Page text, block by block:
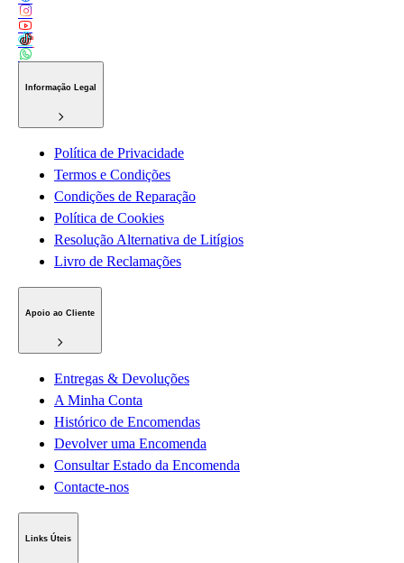
Informação Legal
Política de Privacidade
Termos e Condições
Condições de Reparação
Política de Cookies
Resolução Alternativa de Litígios
Livro de Reclamações
Apoio ao Cliente
Entregas & Devoluções
A Minha Conta
Histórico de Encomendas
Devolver uma Encomenda
Consultar Estado da Encomenda
Contacte-nos
Links Úteis